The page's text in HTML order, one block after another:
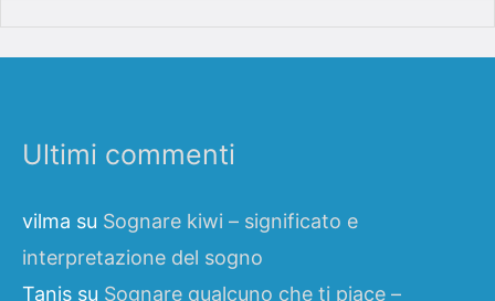
Ultimi commenti
vilma su Sognare kiwi – significato e
interpretazione del sogno
Tanis su Sognare qualcuno che ti piace –